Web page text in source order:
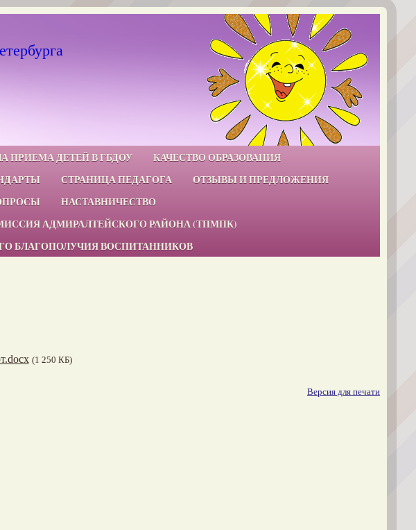
ПРИЕМА ДЕТЕЙ В ГБДОУ
КАЧЕСТВО ОБРАЗОВАНИЯ
СТРАНИЦА ПЕДАГОГА
ОТЗЫВЫ И ПРЕДЛОЖЕНИЯ
НАСТАВНИЧЕСТВО
АДМИРАЛТЕЙСКОГО РАЙОНА (ТПМПК)
БЛАГОПОЛУЧИЯ ВОСПИТАННИКОВ
(1 250 КБ)
Версия для печати